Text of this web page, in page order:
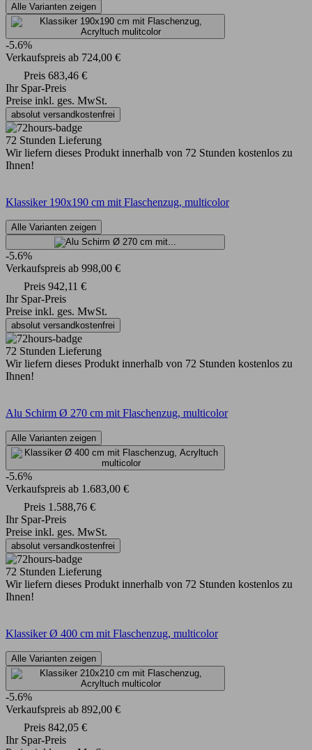
Alle Varianten zeigen
-5.6%
Verkaufspreis ab 724,00 €
Preis 683,46 €
Ihr Spar-Preis
Preise inkl. ges. MwSt.
absolut versandkostenfrei
72 Stunden Lieferung
Wir liefern dieses Produkt innerhalb von 72 Stunden kostenlos zu
Ihnen!
Klassiker 190x190 cm mit Flaschenzug, multicolor
Alle Varianten zeigen
-5.6%
Verkaufspreis ab 998,00 €
Preis 942,11 €
Ihr Spar-Preis
Preise inkl. ges. MwSt.
absolut versandkostenfrei
72 Stunden Lieferung
Wir liefern dieses Produkt innerhalb von 72 Stunden kostenlos zu
Ihnen!
Alu Schirm Ø 270 cm mit Flaschenzug, multicolor
Alle Varianten zeigen
-5.6%
Verkaufspreis ab 1.683,00 €
Preis 1.588,76 €
Ihr Spar-Preis
Preise inkl. ges. MwSt.
absolut versandkostenfrei
72 Stunden Lieferung
Wir liefern dieses Produkt innerhalb von 72 Stunden kostenlos zu
Ihnen!
Klassiker Ø 400 cm mit Flaschenzug, multicolor
Alle Varianten zeigen
-5.6%
Verkaufspreis ab 892,00 €
Preis 842,05 €
Ihr Spar-Preis